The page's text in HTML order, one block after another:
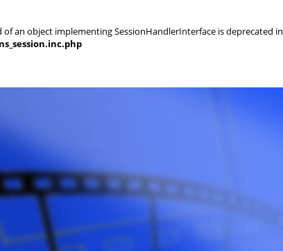
an object implementing SessionHandlerInterface is deprecated in